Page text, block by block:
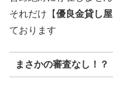
それだけ【優良金貸し屋
ております
まさかの審査なし！？